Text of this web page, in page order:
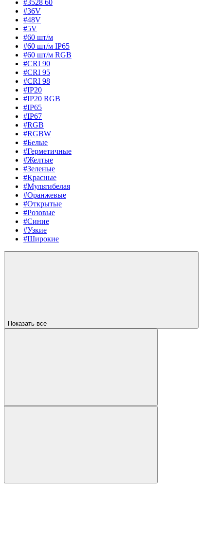
#3528 60
#36V
#48V
#5V
#60 шт/м
#60 шт/м IP65
#60 шт/м RGB
#CRI 90
#CRI 95
#CRI 98
#IP20
#IP20 RGB
#IP65
#IP67
#RGB
#RGBW
#Белые
#Герметичные
#Желтые
#Зеленые
#Красные
#Мультибелая
#Оранжевые
#Открытые
#Розовые
#Синие
#Узкие
#Широкие
Показать все